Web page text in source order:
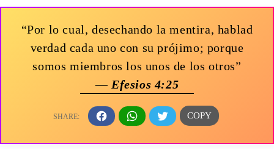
“Por lo cual, desechando la mentira, hablad
verdad cada uno con su prójimo; porque
somos miembros los unos de los otros”
— Efesios 4:25